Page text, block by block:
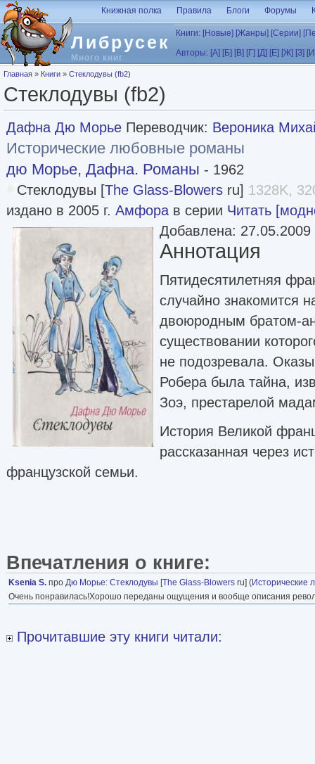
Перейти к основному содержанию
Либрусек
Много книг
Книжная полка Правила Блоги Форумы
Книги: [Новые] [Жанры] [Серии]
Авторы: [А] [Б] [В] [Г] [Д] [Е] [Ж] [З]
Вы здесь
Главная » Книги » Стеклодувы (fb2)
Стеклодувы (fb2)
Дафна Дю Морье Переводчик: Вероника
Исторические любовные романы
дю Морье, Дафна. Романы - 1962
Стеклодувы [The Glass-Blowers ru] 1328K,
издано в 2005 г. Амфора в серии Читать
Добавлена: 27.05.2009
Аннотация
Пятидесятилетняя
случайно знакомится
двоюродным братом-
существовании
не подозревала.
Робера была тайна,
Зоэ, престарелой
История Великой
рассказанная через
французской семьи.
Впечатления о книге:
Ksenia S. про Дю Морье: Стеклодувы [The Glass-Blowers ru] (Исторические
Очень понравилась!Хорошо переданы ощущения и вообще описания
Прочитавшие эту книги читали: